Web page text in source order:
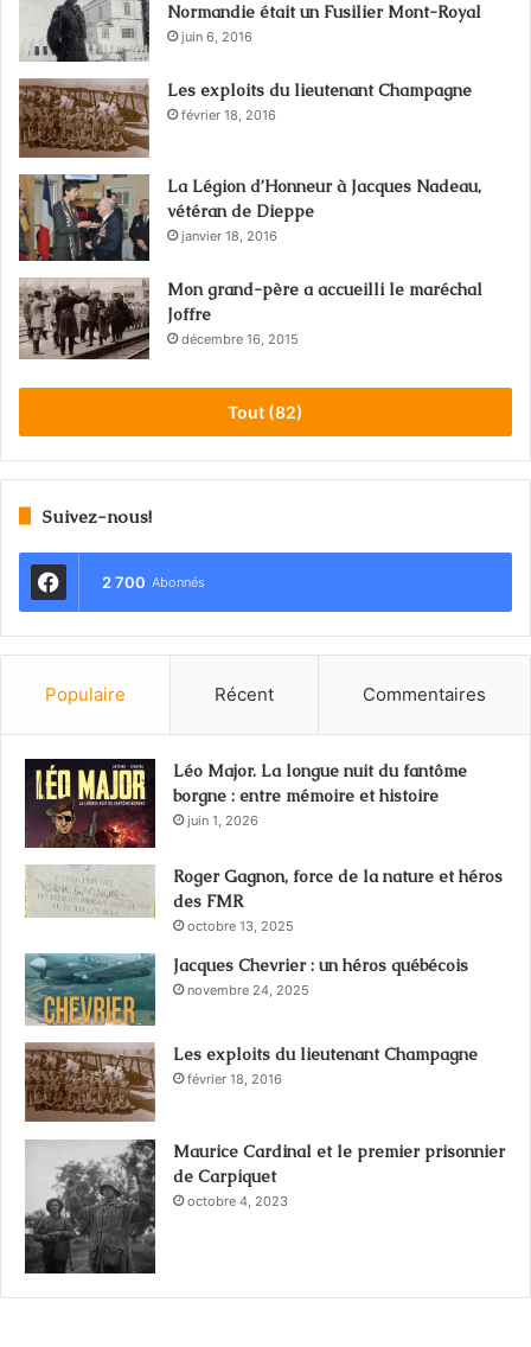
Normandie était un Fusilier Mont-Royal
juin 6, 2016
Les exploits du lieutenant Champagne
février 18, 2016
La Légion d’Honneur à Jacques Nadeau,
vétéran de Dieppe
janvier 18, 2016
Mon grand-père a accueilli le maréchal
Joffre
décembre 16, 2015
Tout (82)
Suivez-nous!
2 700 Abonnés
Populaire Récent Commentaires
Léo Major. La longue nuit du fantôme
borgne : entre mémoire et histoire
juin 1, 2026
Roger Gagnon, force de la nature et héros
des FMR
octobre 13, 2025
Jacques Chevrier : un héros québécois
novembre 24, 2025
Les exploits du lieutenant Champagne
février 18, 2016
Maurice Cardinal et le premier prisonnier
de Carpiquet
octobre 4, 2023